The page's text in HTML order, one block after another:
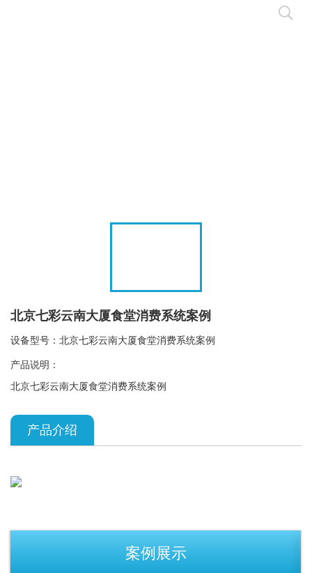
案例展示
北京七彩云南大厦食堂消费系统案例
设备型号：北京七彩云南大厦食堂消费系统案例
产品说明：
北京七彩云南大厦食堂消费系统案例
产品介绍